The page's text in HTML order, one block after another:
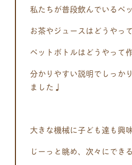
私たちが普段飲んでいるペ
お茶やジュースはどうやっ
ペットボトルはどうやって
分かりやすい説明でしっか
ました♩
大きな機械に子ども達も興
じーっと眺め、次々にでき